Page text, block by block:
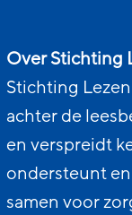
Over Stichting
Stichting
achter de
en verspreidt
ondersteunt
samen voor